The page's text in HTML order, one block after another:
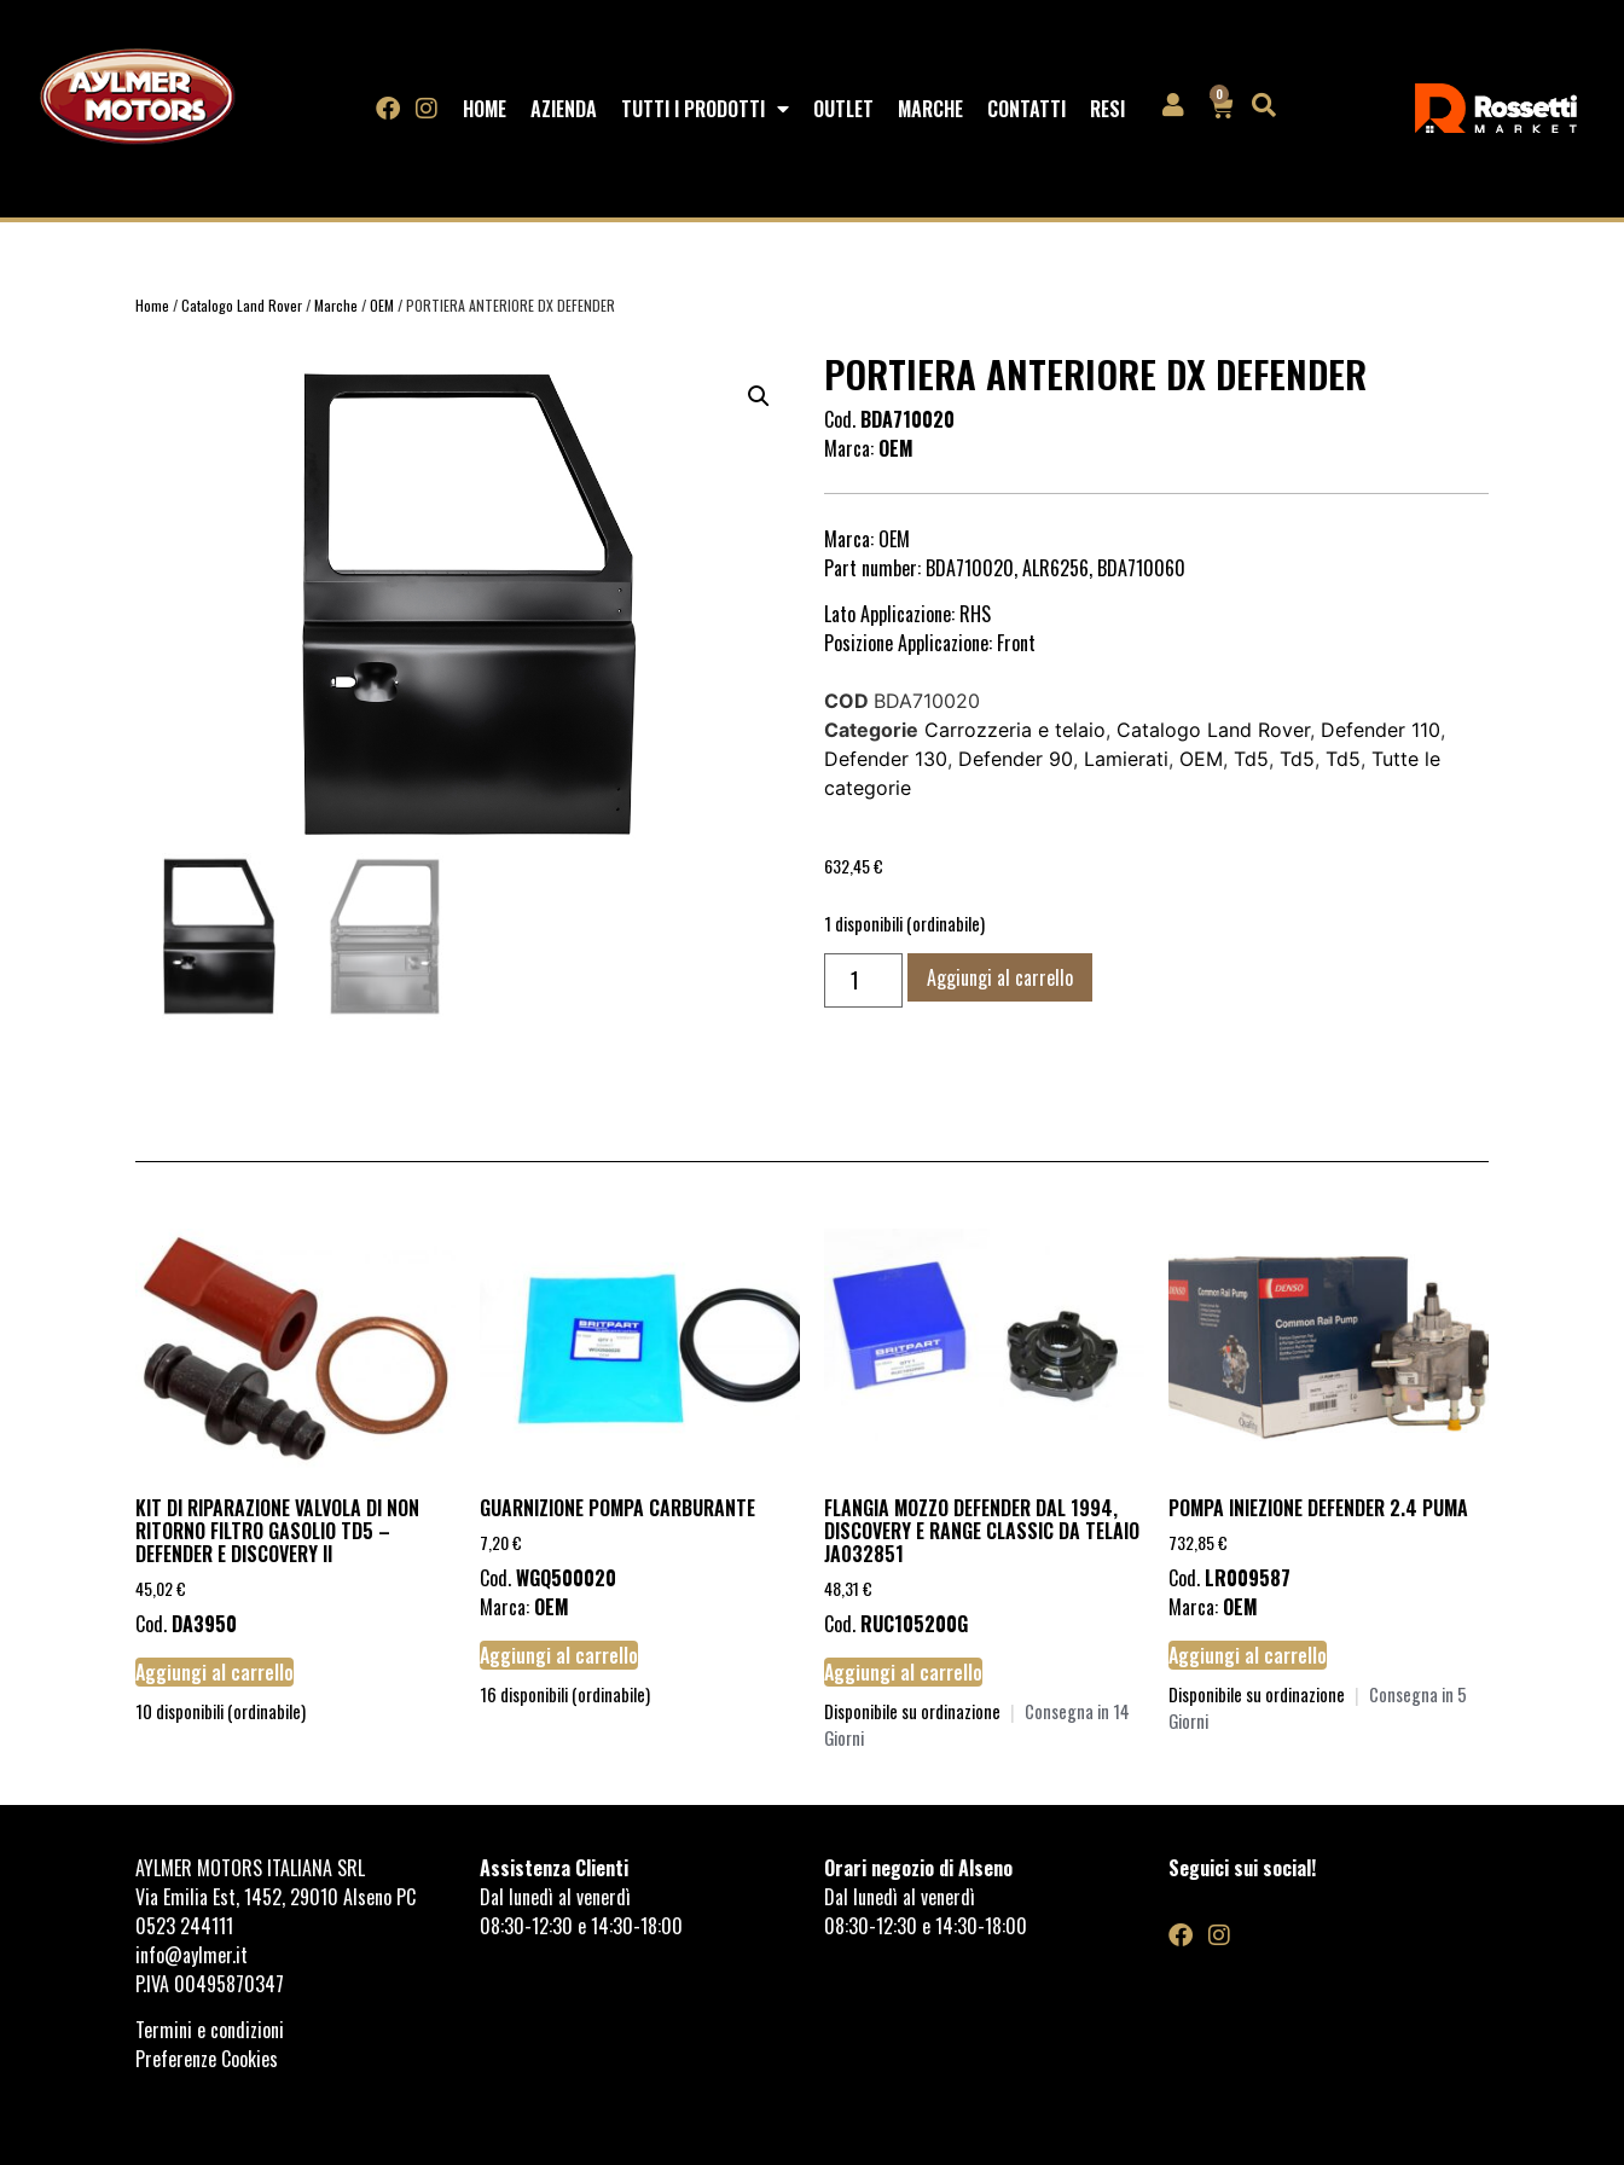
HOME AZIENDA TUTTI I PRODOTTI OUTLET MARCHE CONTATTI RESI 0
Home /Catalogo Land Rover/Marche /OEM / PORTIERA ANTERIORE DX DEFENDER
PORTIERA ANTERIORE DX DEFENDER
Cod. BDA710020
Marca: OEM
Marca: OEM
Part number: BDA710020, ALR6256, BDA710060
Lato Applicazione: RHS
Posizione Applicazione: Front
COD BDA710020
Categorie Carrozzeria e telaio, Catalogo Land Rover, Defender 110,
Defender 130, Defender 90, Lamierati, OEM, Td5, Td5, Td5, Tutte le
categorie
632,45€
1 disponibili (ordinabile)
Aggiungi al carrello
KIT DI RIPARAZIONE VALVOLA DI NON
RITORNO FILTRO GASOLIO TD5 –
DEFENDER E DISCOVERY II
45,02€
Cod. DA3950
Aggiungi al carrello
10 disponibili (ordinabile)
GUARNIZIONE POMPA CARBURANTE
7,20€
Cod.WGQ500020
Marca: OEM
Aggiungi al carrello
16 disponibili (ordinabile)
FLANGIA MOZZO DEFENDER DAL 1994,
DISCOVERY E RANGE CLASSIC DA TELAIO
JA032851
48,31€
Cod. RUC105200G
Aggiungi al carrello
Disponibile su ordinazione | Consegna in 14
Giorni
POMPA INIEZIONE DEFENDER 2.4 PUMA
732,85€
Cod. LR009587
Marca: OEM
Aggiungi al carrello
Disponibile su ordinazione | Consegna in 5
Giorni
AYLMER MOTORS ITALIANA SRL
Via Emilia Est, 1452, 29010 Alseno PC
0523 244111
info@aylmer.it
P.IVA 00495870347
Termini e condizioni
Preferenze Cookies
Assistenza Clienti
Dal lunedì al venerdì
08:30-12:30 e 14:30-18:00
Orari negozio di Alseno
Dal lunedì al venerdì
08:30-12:30 e 14:30-18:00
Seguici sui social!